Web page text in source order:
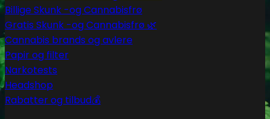
Billige Skunk -og Cannabisfrø
Gratis Skunk -og Cannabisfrø 🌿
Cannabis brands og avlere
Papir og filter
Narkotests
Headshop
Rabatter og tilbud💰